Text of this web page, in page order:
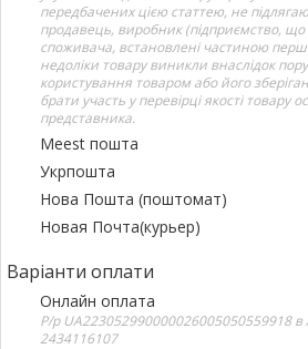
передбачених цією статтею, не
продавець, виробник (підприємство,
споживача, встановлені частиною
недоліки товару виникли внаслідок
користування товаром або його
брати участь у перевірці якості товару
представника.
Meest пошта
Укрпошта
Нова Пошта (поштомат)
Новая Почта(курьер)
Варіанти оплати
Онлайн оплата
Р/р UA223052990000026005050559918
2434116107